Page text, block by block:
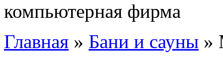
компьютерная фирма
Главная » Бани и сауны »